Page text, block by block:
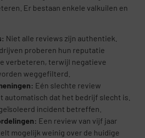
Er bestaan enkele valkuilen en
Niet alle reviews zijn authentiek.
proberen hun reputatie
verbeteren, terwijl negatieve
weggefilterd.
Eén slechte review
automatisch dat het bedrijf slecht is.
incident betreffen.
Een review van vijf jaar
mogelijk weinig over de huidige